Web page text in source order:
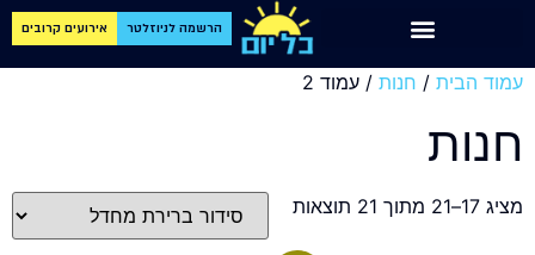
הרשמה לניוזלטר אירועים קרובים
עמוד הבית / חנות / עמוד 2
חנות
מציג 17–21 מתוך 21 תוצאות